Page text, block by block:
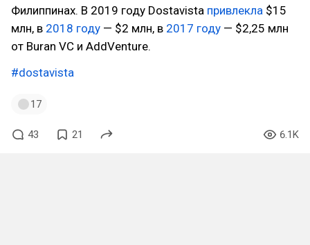
Филиппинах. В 2019 году Dostavista привлекла $15
млн, в 2018 году — $2 млн, в 2017 году — $2,25 млн
от Buran VC и AddVenture.
#dostavista
17
43 21 6.1K